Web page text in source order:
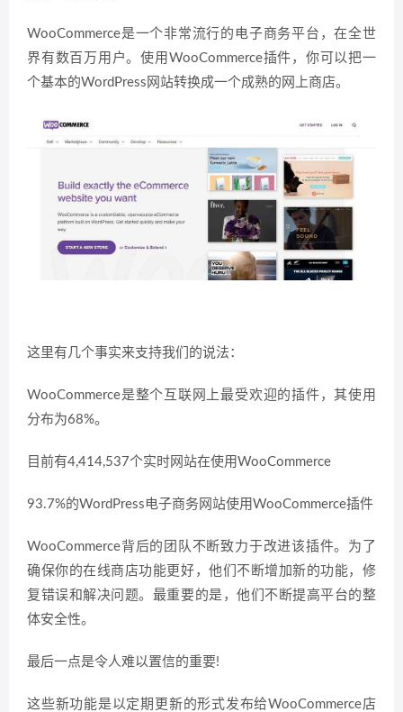
WooCommerce是一个非常流行的电子商务平台，在全世
界有数百万用户。使用WooCommerce插件，你可以把一
个基本的WordPress网站转换成一个成熟的网上商店。
这里有几个事实来支持我们的说法：
WooCommerce是整个互联网上最受欢迎的插件，其使用
分布为68%。
目前有4,414,537个实时网站在使用WooCommerce
93.7%的WordPress电子商务网站使用WooCommerce插件
WooCommerce背后的团队不断致力于改进该插件。为了
确保你的在线商店功能更好，他们不断增加新的功能，修
复错误和解决问题。最重要的是，他们不断提高平台的整
体安全性。
最后一点是令人难以置信的重要!
这些新功能是以定期更新的形式发布给WooCommerce店